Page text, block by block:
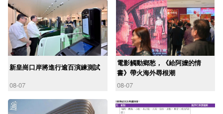
新皇崗口岸將進行逾百演練測試
08-07
電影觸動鄉愁，《給阿嬤的情
書》帶火海外尋根潮
08-07